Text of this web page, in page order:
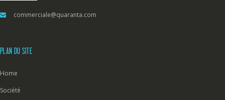
commerciale@quaranta.com
PLAN DU SITE
Home
Société